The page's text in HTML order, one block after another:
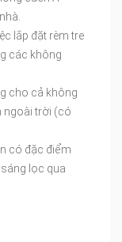
lắp đặt rèm tre
các không
cho cả không
ngoài trời (có
có đặc điểm
lọc qua